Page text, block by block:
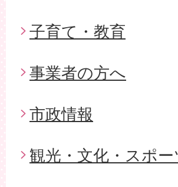
子育て・教育
事業者の方へ
市政情報
観光・文化・スポー